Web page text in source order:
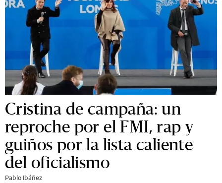
Cristina de campaña: un
reproche por el FMI, rap y
guiños por la lista caliente
del oficialismo
Pablo Ibáñez